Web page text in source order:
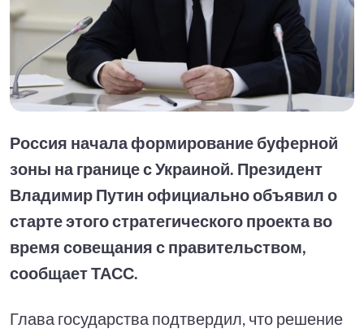
Россия начала формирование буферной
зоны на границе с Украиной. Президент
Владимир Путин официально объявил о
старте этого стратегического проекта во
время совещания с правительством,
сообщает ТАСС.
Глава государства подтвердил, что решение